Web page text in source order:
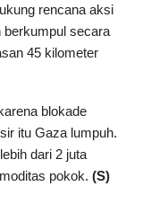
rencana aksi
berkumpul secara
45 kilometer
blokade
itu Gaza lumpuh.
dari 2 juta
pokok. (S)